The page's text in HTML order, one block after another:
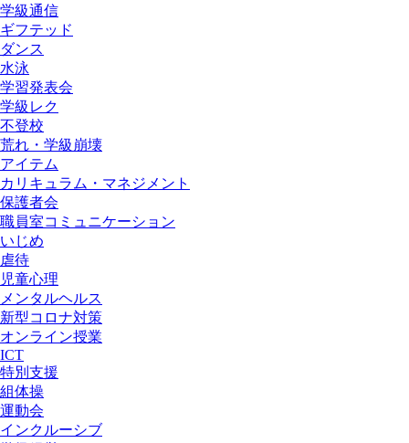
学級通信
ギフテッド
ダンス
水泳
学習発表会
学級レク
不登校
荒れ・学級崩壊
アイテム
カリキュラム・マネジメント
保護者会
職員室コミュニケーション
いじめ
虐待
児童心理
メンタルヘルス
新型コロナ対策
オンライン授業
ICT
特別支援
組体操
運動会
インクルーシブ